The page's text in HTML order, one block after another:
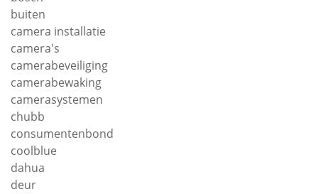
buiten
camera installatie
camera's
camerabeveiliging
camerabewaking
camerasystemen
chubb
consumentenbond
coolblue
dahua
deur